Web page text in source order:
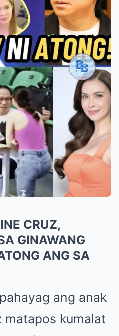
CRUZ,
GINAWANG
ANG SA
ang anak
matapos kumalat